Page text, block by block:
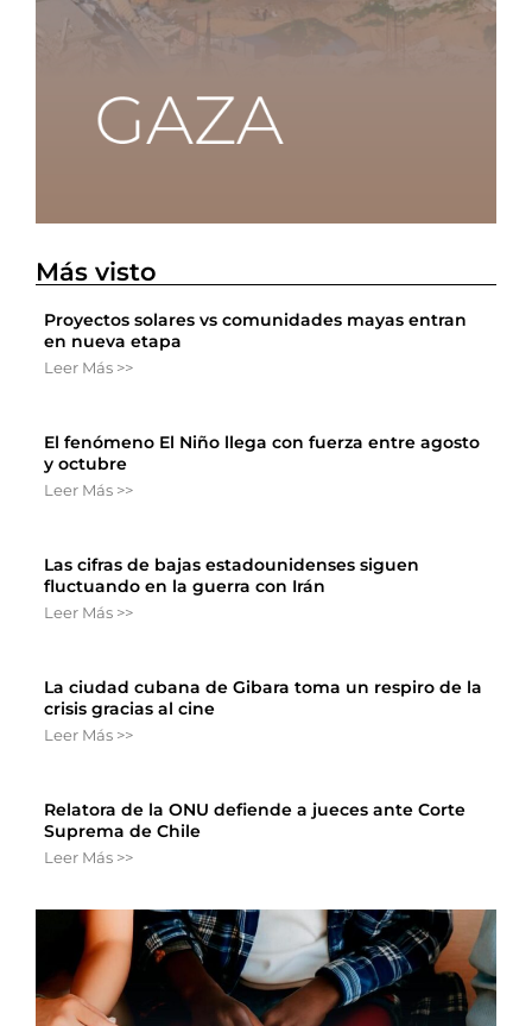
Más visto
Proyectos solares vs comunidades mayas entran
en nueva etapa
Leer Más >>
El fenómeno El Niño llega con fuerza entre agosto
y octubre
Leer Más >>
Las cifras de bajas estadounidenses siguen
fluctuando en la guerra con Irán
Leer Más >>
La ciudad cubana de Gibara toma un respiro de la
crisis gracias al cine
Leer Más >>
Relatora de la ONU defiende a jueces ante Corte
Suprema de Chile
Leer Más >>